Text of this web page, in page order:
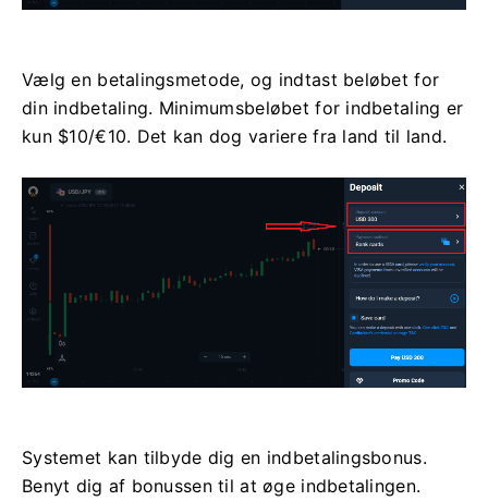
Vælg en betalingsmetode, og indtast beløbet for
din indbetaling. Minimumsbeløbet for indbetaling er
kun $10/€10. Det kan dog variere fra land til land.
Systemet kan tilbyde dig en indbetalingsbonus.
Benyt dig af bonussen til at øge indbetalingen.